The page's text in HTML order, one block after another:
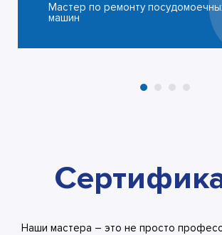
Мастер по ремонту
машин
Наши мастера – это не просто